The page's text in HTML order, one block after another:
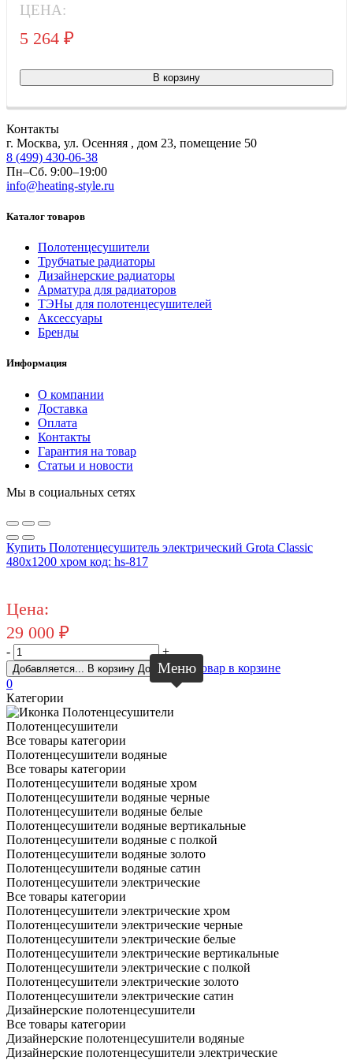
ЦЕНА:
5 264 ₽
В корзину
Контакты
г. Москва, ул. Осенняя , дом 23, помещение 50
8 (499) 430-06-38
Пн–Сб. 9:00–19:00
info@heating-style.ru
Каталог товаров
Полотенцесушители
Трубчатые радиаторы
Дизайнерские радиаторы
Арматура для радиаторов
ТЭНы для полотенцесушителей
Аксессуары
Бренды
Информация
О компании
Доставка
Оплата
Контакты
Гарантия на товар
Статьи и новости
Мы в социальных сетях
Купить Полотенцесушитель электрический Grota Classic
480x1200 хром код: hs-817
Цена:
29 000 ₽
- +
Добавляется... В корзину Добавлен
Товар в корзине
0
Меню
Категории
Полотенцесушители
Все товары категории
Полотенцесушители водяные
Все товары категории
Полотенцесушители водяные хром
Полотенцесушители водяные черные
Полотенцесушители водяные белые
Полотенцесушители водяные вертикальные
Полотенцесушители водяные с полкой
Полотенцесушители водяные золото
Полотенцесушители водяные сатин
Полотенцесушители электрические
Все товары категории
Полотенцесушители электрические хром
Полотенцесушители электрические черные
Полотенцесушители электрические белые
Полотенцесушители электрические вертикальные
Полотенцесушители электрические с полкой
Полотенцесушители электрические золото
Полотенцесушители электрические сатин
Дизайнерские полотенцесушители
Все товары категории
Дизайнерские полотенцесушители водяные
Дизайнерские полотенцесушители электрические